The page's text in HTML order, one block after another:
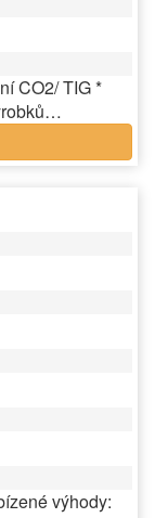
CO2/ TIG *
výhody: